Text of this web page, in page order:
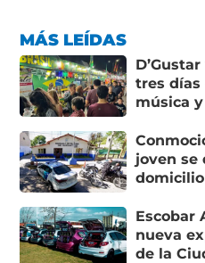
MÁS LEÍDAS
tres días
música
joven se
Escobar
nueva
de la